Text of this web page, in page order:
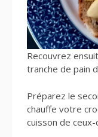
Recouvrez
tranche de pain
Préparez le
chauffe votre
cuisson de ceux-